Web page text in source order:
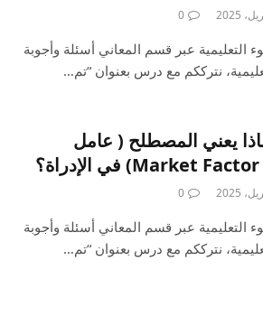
0
عبر قسم المعاني أسئلة وأجوبة
نترككم مع درس بعنوان “تم…
يعني المصطلح ( عامل
0
عبر قسم المعاني أسئلة وأجوبة
نترككم مع درس بعنوان “تم…